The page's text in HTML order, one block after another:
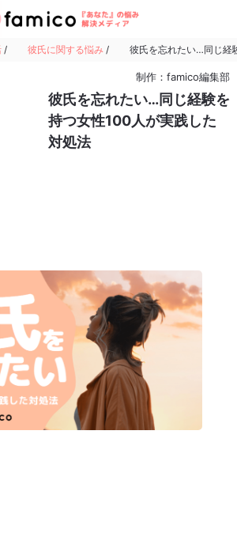
/ 彼氏に関する悩み / 彼氏を忘れたい…同じ経
制作：famico編集部
彼氏を忘れたい…同じ経験を
持つ女性100人が実践した
対処法